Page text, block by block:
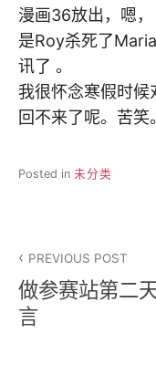
漫画36放出，嗯
是Roy杀死了
讯了 。
我很怀念寒假时
回不来了呢。苦笑。
Posted in 未分类
章
导
PREVIOUS POST
做参赛站第二
言